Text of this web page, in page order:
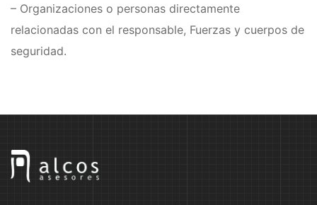
– Organizaciones o personas directamente
relacionadas con el responsable, Fuerzas y cuerpos de
seguridad.